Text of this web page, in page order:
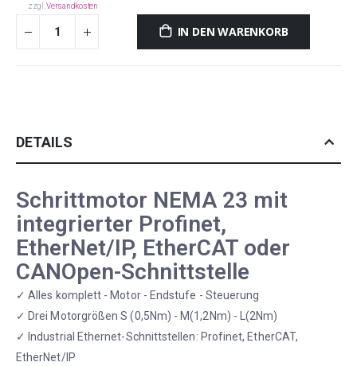
zzgl.Versandkosten
IN DEN WARENKORB
DETAILS
Schrittmotor NEMA 23 mit
integrierter Profinet,
EtherNet/IP, EtherCAT oder
CANOpen-Schnittstelle
✓ Alles komplett - Motor - Endstufe - Steuerung
✓ Drei Motorgrößen S (0,5Nm) - M(1,2Nm) - L(2Nm)
✓ Industrial Ethernet-Schnittstellen: Profinet, EtherCAT,
EtherNet/IP